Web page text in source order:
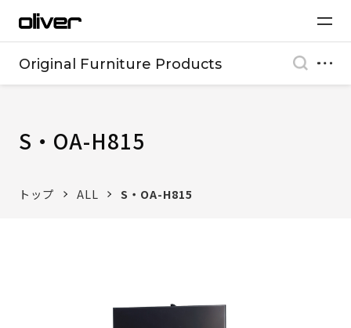
Original Furniture Products
S・OA-H815
トップ ALL S・OA-H815